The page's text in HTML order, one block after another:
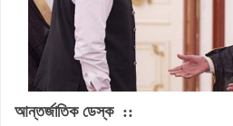
আন্তর্জাতিক ডেস্ক ::